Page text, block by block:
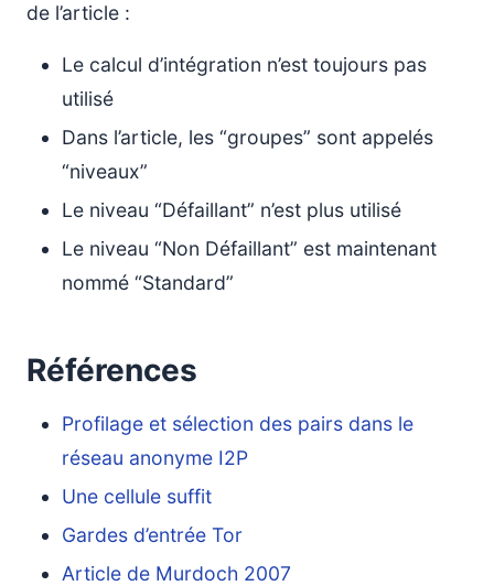
de l’article :
Le calcul d’intégration n’est toujours pas
utilisé
Dans l’article, les “groupes” sont appelés
“niveaux”
Le niveau “Défaillant” n’est plus utilisé
Le niveau “Non Défaillant” est maintenant
nommé “Standard”
Références
Profilage et sélection des pairs dans le
réseau anonyme I2P
Une cellule suffit
Gardes d’entrée Tor
Article de Murdoch 2007